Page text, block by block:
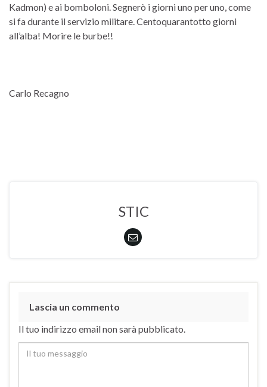
Kadmon) e ai bomboloni. Segnerò i giorni uno per uno, come
si fa durante il servizio militare. Centoquarantotto giorni
all’alba! Morire le burbe!!
Carlo Recagno
STIC
Lascia un commento
Il tuo indirizzo email non sarà pubblicato.